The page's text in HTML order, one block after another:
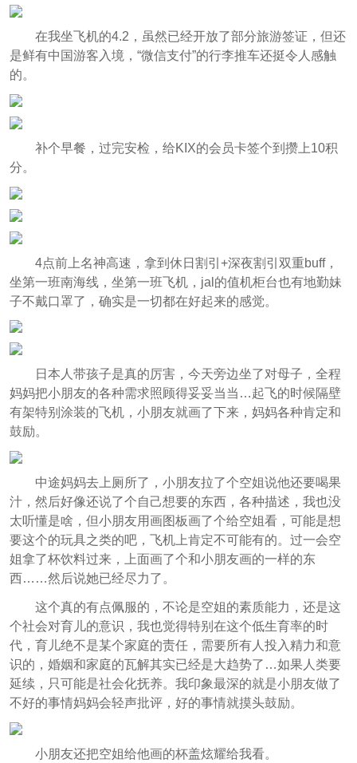
在我坐飞机的4.2，虽然已经开放了部分旅游签证，但还
是鲜有中国游客入境，“微信支付”的行李推车还挺令人感触
的。
补个早餐，过完安检，给KIX的会员卡签个到攒上10积
分。
4点前上名神高速，拿到休日割引+深夜割引双重buff，
坐第一班南海线，坐第一班飞机，jal的值机柜台也有地勤妹
子不戴口罩了，确实是一切都在好起来的感觉。
日本人带孩子是真的厉害，今天旁边坐了对母子，全程
妈妈把小朋友的各种需求照顾得妥妥当当…起飞的时候隔壁
有架特别涂装的飞机，小朋友就画了下来，妈妈各种肯定和
鼓励。
中途妈妈去上厕所了，小朋友拉了个空姐说他还要喝果
汁，然后好像还说了个自己想要的东西，各种描述，我也没
太听懂是啥，但小朋友用画图板画了个给空姐看，可能是想
要这个的玩具之类的吧，飞机上肯定不可能有的。过一会空
姐拿了杯饮料过来，上面画了个和小朋友画的一样的东
西……然后说她已经尽力了。
这个真的有点佩服的，不论是空姐的素质能力，还是这
个社会对育儿的意识，我也觉得特别在这个低生育率的时
代，育儿绝不是某个家庭的责任，需要所有人投入精力和意
识的，婚姻和家庭的瓦解其实已经是大趋势了…如果人类要
延续，只可能是社会化抚养。我印象最深的就是小朋友做了
不好的事情妈妈会轻声批评，好的事情就摸头鼓励。
小朋友还把空姐给他画的杯盖炫耀给我看。